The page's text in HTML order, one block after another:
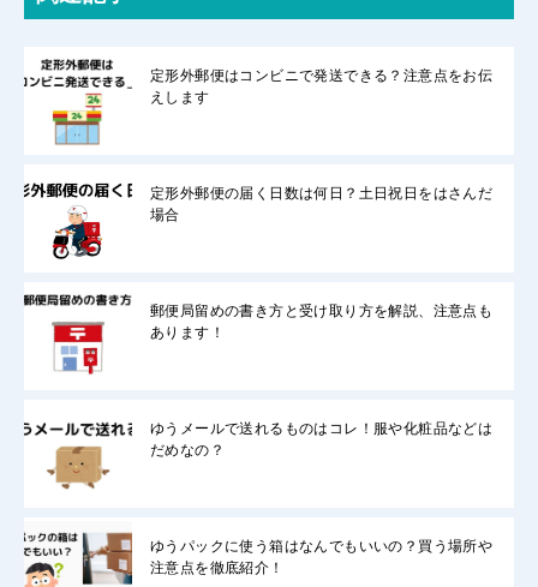
定形外郵便はコンビニで発送できる？注意点をお伝
えします
定形外郵便の届く日数は何日？土日祝日をはさんだ
場合
郵便局留めの書き方と受け取り方を解説、注意点も
あります！
ゆうメールで送れるものはコレ！服や化粧品などは
だめなの？
ゆうパックに使う箱はなんでもいいの？買う場所や
注意点を徹底紹介！